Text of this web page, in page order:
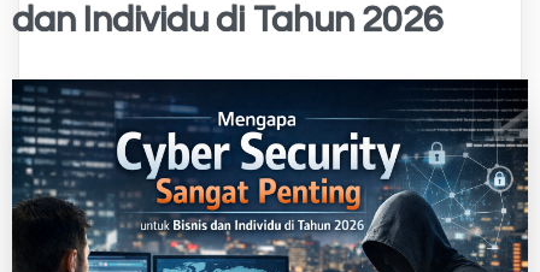
dan Individu di Tahun 2026